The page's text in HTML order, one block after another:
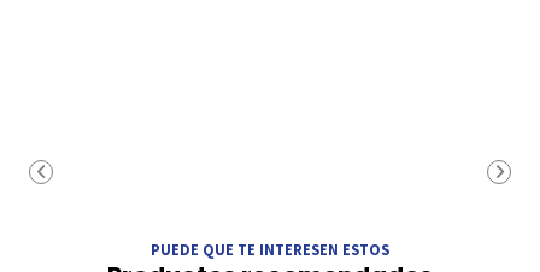
PUEDE QUE TE INTERESEN ESTOS